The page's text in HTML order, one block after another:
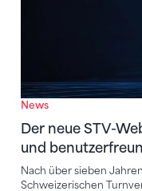
News
Der neue STV-
und
Nach über sieben
Schweizerischen